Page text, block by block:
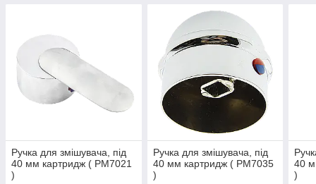
Ручка для змішувача, під
40 мм картридж ( РМ7021
)
Ручка для змішувача, під
40 мм картридж ( РМ7035
)
40
)